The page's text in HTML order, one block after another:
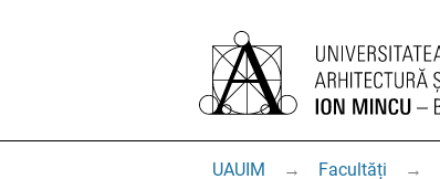
UAUIM → Facultăți →